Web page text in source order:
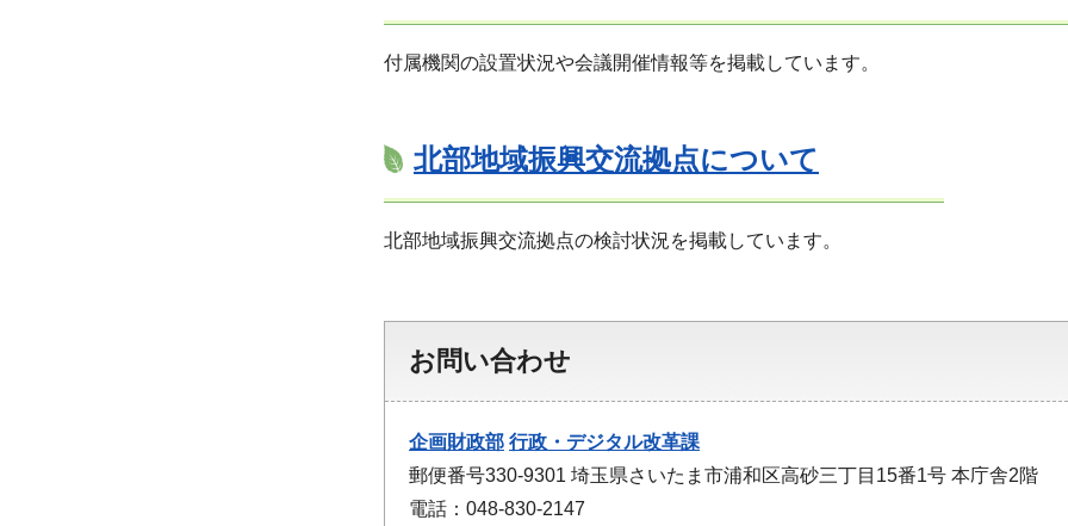
付属機関の設置状況や会議開催情報等を掲載しています。
北部地域振興交流拠点について
北部地域振興交流拠点の検討状況を掲載しています。
お問い合わせ
企画財政部 行政・デジタル改革課
郵便番号330-9301 埼玉県さいたま市浦和区高砂三丁目15番1号 本庁舎2階
電話：048-830-2147